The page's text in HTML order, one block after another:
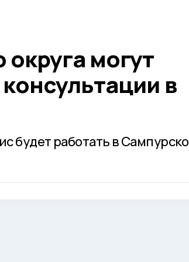
могут
в
будет работать в